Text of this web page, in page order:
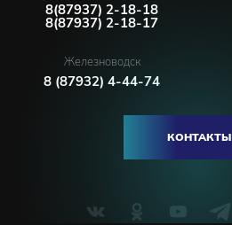
8(87937) 2-18-18
8(87937) 2-18-17
Железноводск
8 (87932) 4-44-74
КОНТАКТЫ